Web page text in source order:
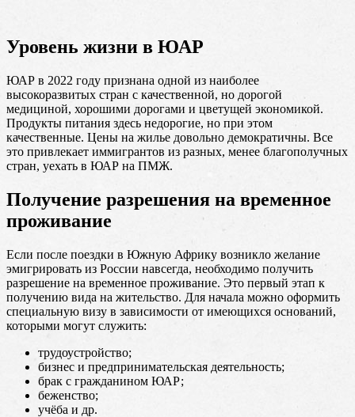
Уровень жизни в ЮАР
ЮАР в 2022 году признана одной из наиболее
высокоразвитых стран с качественной, но дорогой
медициной, хорошими дорогами и цветущей экономикой.
Продукты питания здесь недорогие, но при этом
качественные. Цены на жилье довольно демократичны. Все
это привлекает иммигрантов из разных, менее благополучных
стран, уехать в ЮАР на ПМЖ.
Получение разрешения на временное
проживание
Если после поездки в Южную Африку возникло желание
эмигрировать из России навсегда, необходимо получить
разрешение на временное проживание. Это первый этап к
получению вида на жительство. Для начала можно оформить
специальную визу в зависимости от имеющихся оснований,
которыми могут служить:
трудоустройство;
бизнес и предпринимательская деятельность;
брак с гражданином ЮАР;
беженство;
учёба и др.